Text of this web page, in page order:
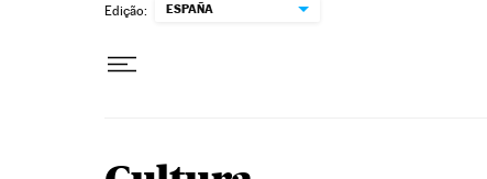
Edição: ESPAÑA